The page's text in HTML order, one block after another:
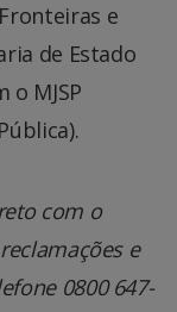
e
de Estado
o MJSP
com o
e
0800 647-